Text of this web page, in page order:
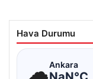
Hava Durumu
☁Ankara